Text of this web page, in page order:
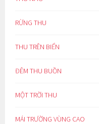
RỪNG THU
THU TRÊN BIỂN
ĐÊM THU BUỒN
MỘT TRỜI THU
MÁI TRƯỜNG VÙNG CAO